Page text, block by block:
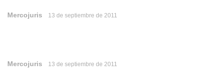
Mercojuris 13 de septiembre de 2011
Mercojuris 13 de septiembre de 2011